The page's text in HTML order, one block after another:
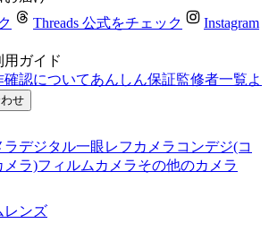
Threads 公式をチェック
Instagram
ガイド
確認についてあんしん保証監修者一覧よ
せ
ラデジタル一眼レフカメラ コンデジ(コ
メラ)フィルムカメラその他のカメラ
レンズ